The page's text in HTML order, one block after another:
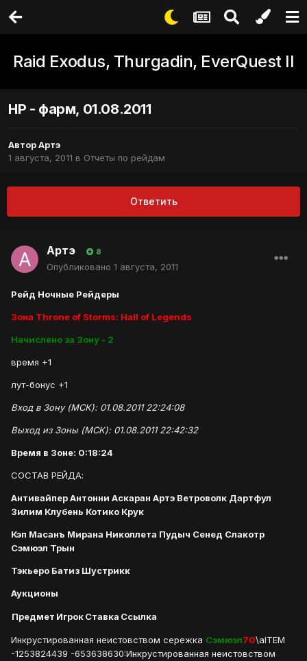
Raid Exodus, Thurgadin, EverQuest II
НР - фарм, 01.08.2011
АвторАртэ
1 августа, 2011 в Отчеты по рейдам
Ответить
Артэ 8
Опубликовано 1 августа, 2011
Рейд Ночные Рейдеры
Зона Throne of Storms: Hall of Legends
Начислено за Зону - 2
время +1
лут-бонус +1
Вход в Зону (МСК): 01.08.2011 22:24:08
Выход из Зоны (МСК): 01.08.2011 22:42:32
Время в Зоне: 0:18:24
СОСТАВ РЕЙДА:
Антивайпер Антонни Аскаран Артэ Ветроволк Дартфул
Зилим Клубень Котико Крук
Кэп Масанъ Мирана Николлета Пудыч Сенед Слакотр
Сэмюэл Трын
Тэкьеро Батиз Шустрикк
Аукционы
Предмет ИгрокСтавка Ссылка
Инкрустированная неистовством сережка Сэмюэл70\aITEM
-1253824439 -653638630:Инкрустированная неистовством